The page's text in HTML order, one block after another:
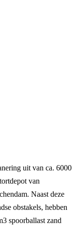
uit van ca. 6000
van
Naast deze
obstakels, hebben
spoorballast zand